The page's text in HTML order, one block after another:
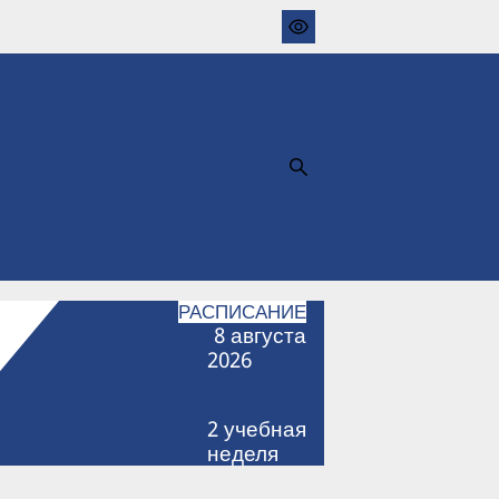
РАСПИСАНИЕ
8августа
2026
2учебная
неделя